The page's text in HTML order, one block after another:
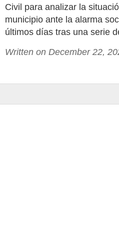
Civil para analizar la
municipio ante la alarma
últimos días tras una serie
Written on December 22,